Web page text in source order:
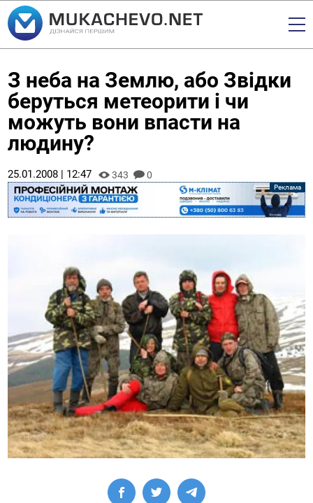
З неба на Землю, або Звідки
беруться метеорити і чи
можуть вони впасти на
людину?
25.01.2008 | 12:47 343 0